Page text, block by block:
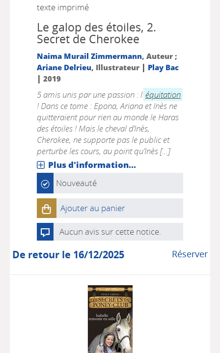
texte imprimé
Le galop des étoiles, 2.
Secret de Cherokee
Naima Murail Zimmermann, Auteur ;
Ariane Delrieu, Illustrateur | Play Bac
| 2019
5 amis unis par une passion : l’ équitation
! Dans ce tome : Epona, Ariana et Inès ne
quitteraient pour rien au monde le Haras
des étoiles ! Mais le cheval d’Inès,
Cherokee, ne supporte pas le public et
perturbe les cours, au point qu’Inès [...]
Plus d'information...
Nouveauté
Ajouter au panier
Aucun avis sur cette notice.
Réserver
De retour le 16/12/2025